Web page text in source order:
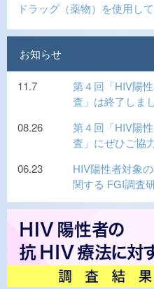
ドラッグ（薬物）を使用し
お知らせ
11.7
第４回「HIV陽
査」は終了しま
08.26
第４回「HIV陽
査」にぜひご協
06.23
HIV陽性者対象
関する FGI調査